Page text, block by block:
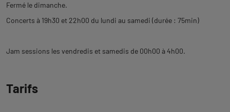
Fermé le dimanche.
Concerts à 19h30 et 22h00 du lundi au samedi (durée : 75min)
Jam sessions les vendredis et samedis de 00h00 à 4h00.
Tarifs